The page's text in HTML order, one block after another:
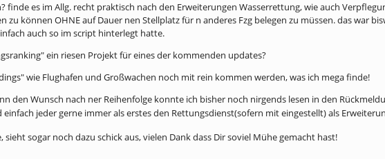
finde es im Allg. recht praktisch nach den Erweiterungen Wasserrettung, wie auch
können OHNE auf Dauer nen Stellplatz für n anderes Fzg belegen zu müssen. das war
auch so im script hinterlegt hatte.
ein riesen Projekt für eines der kommenden updates?
wie Flughafen und Großwachen noch mit rein kommen werden, was ich mega finde!
den Wunsch nach ner Reihenfolge konnte ich bisher noch nirgends lesen in den
jeder gerne immer als erstes den Rettungsdienst(sofern mit eingestellt) als
sogar noch dazu schick aus, vielen Dank dass Dir soviel Mühe gemacht hast!